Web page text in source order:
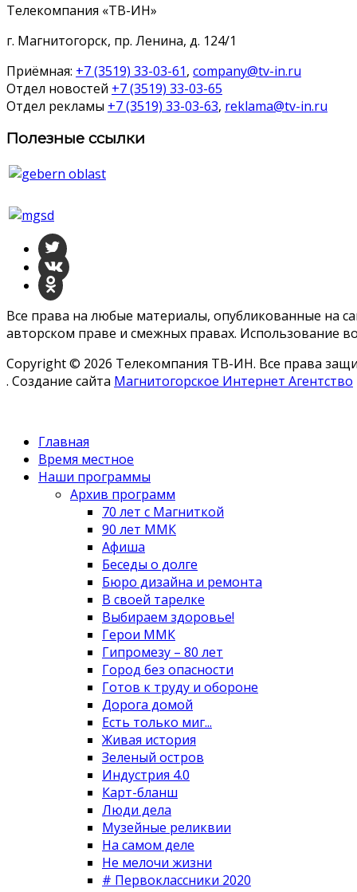
Телекомпания «ТВ-ИН»
г. Магнитогорск, пр. Ленина, д. 124/1
Приёмная: +7 (3519) 33-03-61, company@tv-in.ru
Отдел новостей +7 (3519) 33-03-65
Отдел рекламы +7 (3519) 33-03-63, reklama@tv-in.ru
Полезные ссылки
Все права на любые материалы, опубликованные на
авторском праве и смежных правах. Использование
Copyright © 2026 Телекомпания ТВ-ИН. Все права
. Создание сайта Магнитогорское Интернет Агентство
Главная
Время местное
Наши программы
Архив программ
70 лет с Магниткой
90 лет ММК
Афиша
Беседы о долге
Бюро дизайна и ремонта
В своей тарелке
Выбираем здоровье!
Герои ММК
Гипромезу – 80 лет
Город без опасности
Готов к труду и обороне
Дорога домой
Есть только миг...
Живая история
Зеленый остров
Индустрия 4.0
Карт-бланш
Люди дела
Музейные реликвии
На самом деле
Не мелочи жизни
# Первоклассники 2020